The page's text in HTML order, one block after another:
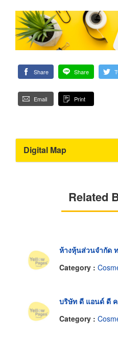
Share Share
Email Print
Digital Map
Related
ห้างหุ้นส่วนจำกัด
Category :
บริษัท ดี แอนด์ ดี ค
Category :